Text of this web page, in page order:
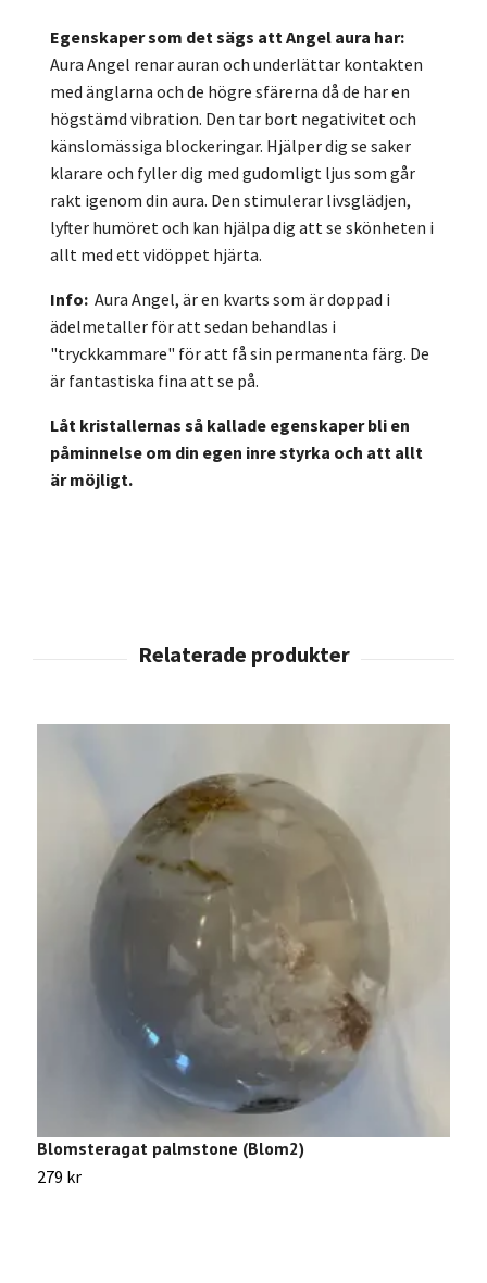
Egenskaper som det sägs att Angel aura har:
Aura Angel renar auran och underlättar kontakten
med änglarna och de högre sfärerna då de har en
högstämd vibration. Den tar bort negativitet och
känslomässiga blockeringar. Hjälper dig se saker
klarare och fyller dig med gudomligt ljus som går
rakt igenom din aura. Den stimulerar livsglädjen,
lyfter humöret och kan hjälpa dig att se skönheten i
allt med ett vidöppet hjärta.
Info: Aura Angel, är en kvarts som är doppad i
ädelmetaller för att sedan behandlas i
"tryckkammare" för att få sin permanenta färg. De
är fantastiska fina att se på.
Låt kristallernas så kallade egenskaper bli en
påminnelse om din egen inre styrka och att allt
är möjligt.
Blomsteragat palmstone (Blom2)
279 kr